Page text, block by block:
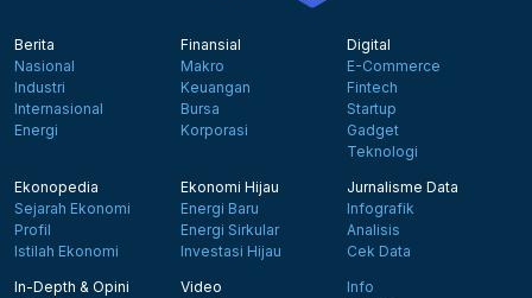
Berita
Nasional
Industri
Internasional
Energi
Finansial
Makro
Keuangan
Bursa
Korporasi
Digital
E-Commerce
Fintech
Startup
Gadget
Teknologi
Ekonopedia
Sejarah Ekonomi
Profil
Istilah Ekonomi
Ekonomi Hijau
Energi Baru
Energi Sirkular
Investasi Hijau
Jurnalisme Data
Infografik
Analisis
Cek Data
In-Depth & Opini
Video
Info